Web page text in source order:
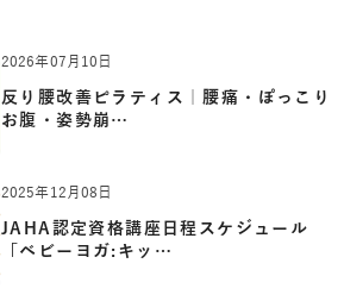
2026年07月10日
反り腰改善ピラティス｜腰痛・ぽっこり
お腹・姿勢崩…
2025年12月08日
JAHA認定資格講座日程スケジュール
「ベビーヨガ:キッ…